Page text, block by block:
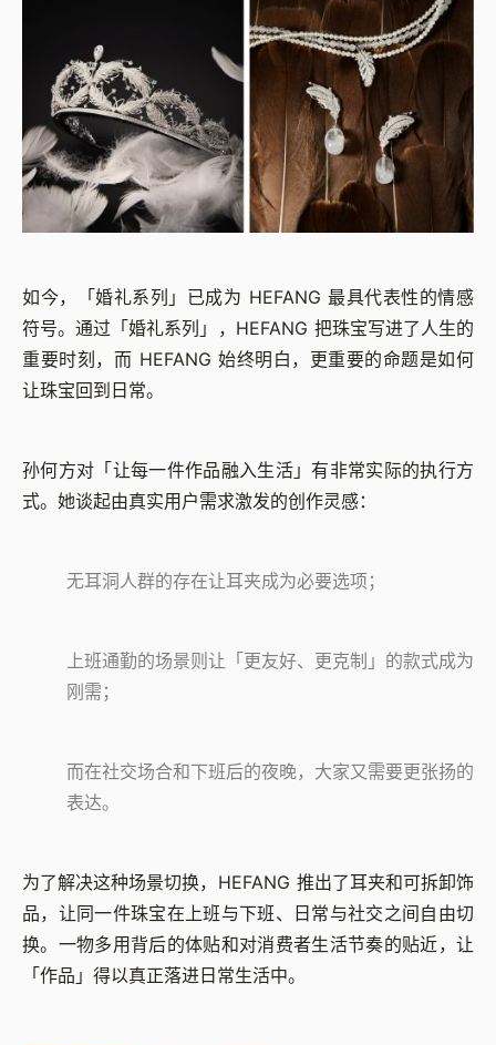
如今，「婚礼系列」已成为 HEFANG 最具代表性的情感
符号。通过「婚礼系列」，HEFANG 把珠宝写进了人生的
重要时刻，而 HEFANG 始终明白，更重要的命题是如何
让珠宝回到日常。
孙何方对「让每一件作品融入生活」有非常实际的执行方
式。她谈起由真实用户需求激发的创作灵感：
无耳洞人群的存在让耳夹成为必要选项；
上班通勤的场景则让「更友好、更克制」的款式成为
刚需；
而在社交场合和下班后的夜晚，大家又需要更张扬的
表达。
为了解决这种场景切换，HEFANG 推出了耳夹和可拆卸饰
品，让同一件珠宝在上班与下班、日常与社交之间自由切
换。一物多用背后的体贴和对消费者生活节奏的贴近，让
「作品」得以真正落进日常生活中。